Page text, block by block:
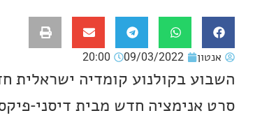
אנטון 09/03/2022
20:00
השבוע בקולנוע קומדיה ישראלית
סרט אנימציה חדש מבית דיסני-